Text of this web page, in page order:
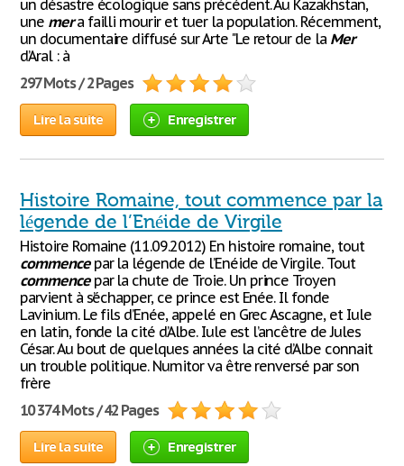
un désastre écologique sans précédent. Au Kazakhstan,
une mera failli mourir et tuer la population. Récemment,
un documentaire diffusé sur Arte "Le retour de la Mer
d’Aral : à
297 Mots / 2 Pages
Lire la suite Enregistrer
Histoire Romaine, tout commence par la
légende de l’Enéide de Virgile
Histoire Romaine (11.09.2012) En histoire romaine, tout
commencepar la légende de l’Enéide de Virgile. Tout
commencepar la chute de Troie. Un prince Troyen
parvient à s’échapper, ce prince est Enée. Il fonde
Lavinium. Le fils d’Enée, appelé en Grec Ascagne, et Iule
en latin, fonde la cité d’Albe. Iule est l’ancêtre de Jules
César. Au bout de quelques années la cité d’Albe connait
un trouble politique. Numitor va être renversé par son
frère
10 374 Mots / 42 Pages
Lire la suite Enregistrer